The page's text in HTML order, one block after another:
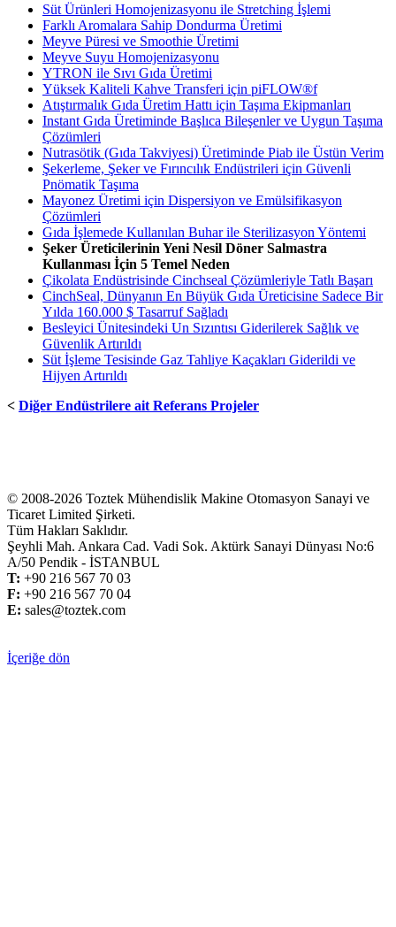
Süt Ürünleri Homojenizasyonu ile Stretching İşlemi
Farklı Aromalara Sahip Dondurma Üretimi
Meyve Püresi ve Smoothie Üretimi
Meyve Suyu Homojenizasyonu
YTRON ile Sıvı Gıda Üretimi
Yüksek Kaliteli Kahve Transferi için piFLOW®f
Atıştırmalık Gıda Üretim Hattı için Taşıma Ekipmanları
Instant Gıda Üretiminde Başlıca Bileşenler ve Uygun Taşıma
Çözümleri
Nutrasötik (Gıda Takviyesi) Üretiminde Piab ile Üstün Verim
Şekerleme, Şeker ve Fırıncılık Endüstrileri için Güvenli
Pnömatik Taşıma
Mayonez Üretimi için Dispersiyon ve Emülsifikasyon
Çözümleri
Gıda İşlemede Kullanılan Buhar ile Sterilizasyon Yöntemi
Şeker Üreticilerinin Yeni Nesil Döner Salmastra
Kullanması İçin 5 Temel Neden
Çikolata Endüstrisinde Cinchseal Çözümleriyle Tatlı Başarı
CinchSeal, Dünyanın En Büyük Gıda Üreticisine Sadece Bir
Yılda 160.000 $ Tasarruf Sağladı
Besleyici Ünitesindeki Un Sızıntısı Giderilerek Sağlık ve
Güvenlik Artırıldı
Süt İşleme Tesisinde Gaz Tahliye Kaçakları Giderildi ve
Hijyen Artırıldı
< Diğer Endüstrilere ait Referans Projeler
© 2008-2026 Toztek Mühendislik Makine Otomasyon Sanayi ve
Ticaret Limited Şirketi.
Tüm Hakları Saklıdır.
Şeyhli Mah. Ankara Cad. Vadi Sok. Aktürk Sanayi Dünyası No:6
A/50 Pendik - İSTANBUL
T: +90 216 567 70 03
F: +90 216 567 70 04
E: sales@toztek.com
İçeriğe dön